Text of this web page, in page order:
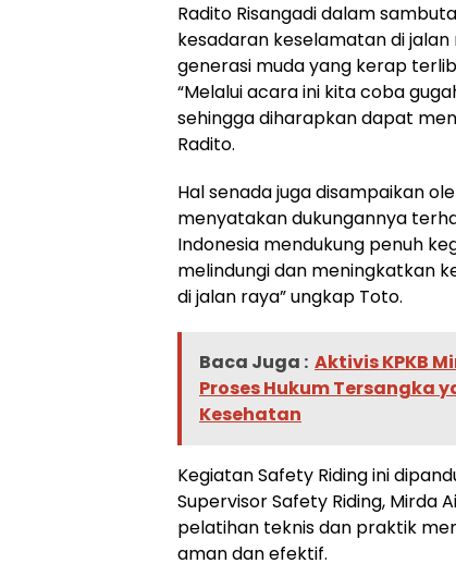
Radito Risangadi dalam
kesadaran keselamatan di
generasi muda yang kerap
“Melalui acara ini kita coba
sehingga diharapkan dapat
Radito.
Hal senada juga disampaikan
menyatakan dukungannya
Indonesia mendukung penuh
melindungi dan meningkatkan
di jalan raya” ungkap Toto.
Baca Juga : Aktivis KPKB
Proses Hukum Tersangka
Kesehatan
Kegiatan Safety Riding ini
Supervisor Safety Riding, Mirda
pelatihan teknis dan praktik
aman dan efektif.